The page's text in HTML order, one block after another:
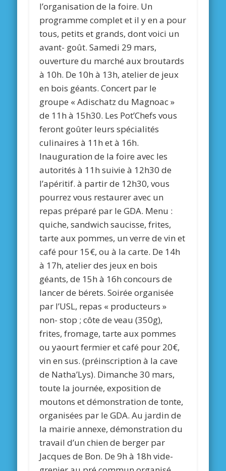
l’organisation de la foire. Un
programme complet et il y en a pour
tous, petits et grands, dont voici un
avant- goût. Samedi 29 mars,
ouverture du marché aux broutards
à 10h. De 10h à 13h, atelier de jeux
en bois géants. Concert par le
groupe « Adischatz du Magnoac »
de 11h à 15h30. Les Pot’Chefs vous
feront goûter leurs spécialités
culinaires à 11h et à 16h.
Inauguration de la foire avec les
autorités à 11h suivie à 12h30 de
l’apéritif. à partir de 12h30, vous
pourrez vous restaurer avec un
repas préparé par le GDA. Menu :
quiche, sandwich saucisse, frites,
tarte aux pommes, un verre de vin et
café pour 15€, ou à la carte. De 14h
à 17h, atelier des jeux en bois
géants, de 15h à 16h concours de
lancer de bérets. Soirée organisée
par l’USL, repas « producteurs »
non- stop ; côte de veau (350g),
frites, fromage, tarte aux pommes
ou yaourt fermier et café pour 20€,
vin en sus. (préinscription à la cave
de Natha’Lys). Dimanche 30 mars,
toute la journée, exposition de
moutons et démonstration de tonte,
organisées par le GDA. Au jardin de
la mairie annexe, démonstration du
travail d’un chien de berger par
Jacques de Bon. De 9h à 18h vide-